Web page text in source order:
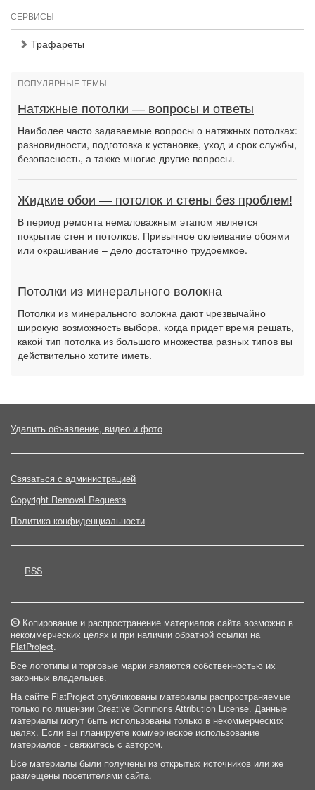
СЕРВИСЫ
Трафареты
ПОПУЛЯРНЫЕ ТЕМЫ
Натяжные потолки — вопросы и ответы
Наиболее часто задаваемые вопросы о натяжных потолках:
разновидности, подготовка к установке, уход и срок службы,
безопасность, а также многие другие вопросы.
Жидкие обои — потолок и стены без проблем!
В период ремонта немаловажным этапом является
покрытие стен и потолков. Привычное оклеивание обоями
или окрашивание – дело достаточно трудоемкое.
Потолки из минерального волокна
Потолки из минерального волокна дают чрезвычайно
широкую возможность выбора, когда придет время решать,
какой тип потолка из большого множества разных типов вы
действительно хотите иметь.
Удалить объявление, видео и фото
Связаться с администрацией
Copyright Removal Requests
Политика конфиденциальности
RSS
Копирование и распространение материалов сайта возможно в
некоммерческих целях и при наличии обратной ссылки на
FlatProject.
Все логотипы и торговые марки являются собственностью их
законных владельцев.
На сайте FlatProject опубликованы материалы распространяемые
только по лицензии Creative Commons Attribution License. Данные
материалы могут быть использованы только в некоммерческих
целях. Если вы планируете коммерческое использование
материалов - свяжитесь с автором.
Все материалы были получены из открытых источников или же
размещены посетителями сайта.